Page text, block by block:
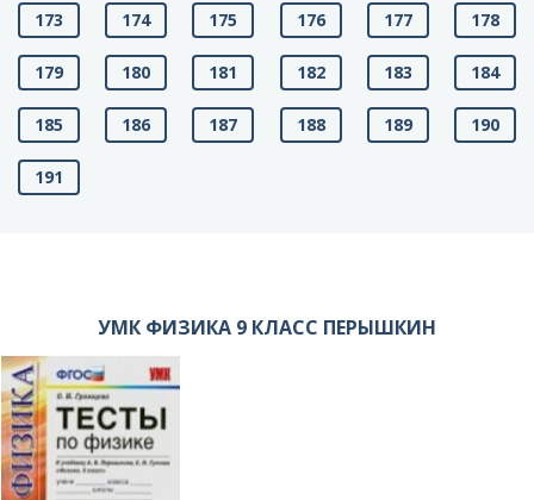
173 174 175 176 177 178
179 180 181 182 183 184
185 186 187 188 189 190
191
УМК ФИЗИКА 9 КЛАСС ПЕРЫШКИН